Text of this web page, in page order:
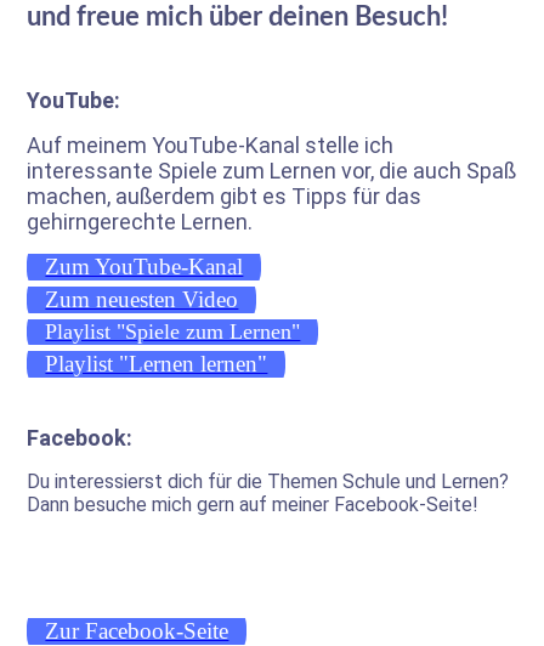
und freue mich über deinen Besuch!
YouTube:
Auf meinem YouTube-Kanal stelle ich
interessante Spiele zum Lernen vor, die auch Spaß
machen, außerdem gibt es Tipps für das
gehirngerechte Lernen.
Zum YouTube-Kanal
Zum neuesten Video
Playlist "Spiele zum Lernen"
Playlist "Lernen lernen"
Facebook:
Du interessierst dich für die Themen Schule und Lernen?
Dann besuche mich gern auf meiner Facebook-Seite!
Zur Facebook-Seite